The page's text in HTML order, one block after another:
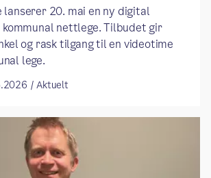
lanserer 20. mai en ny digital
nettlege. Tilbudet gir
og rask tilgang til en videotime
lege.​
/ Aktuelt